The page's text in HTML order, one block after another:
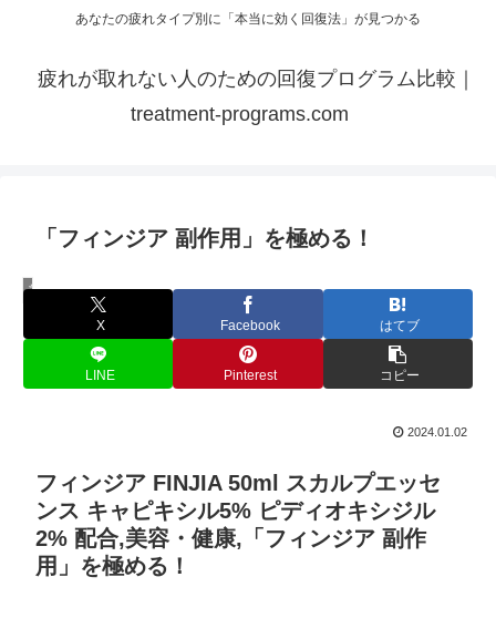
あなたの疲れタイプ別に「本当に効く回復法」が見つかる
疲れが取れない人のための回復プログラム比較｜
treatment-programs.com
「フィンジア 副作用」を極める！
美容・健康
X Facebook はてブ
LINE Pinterest コピー
2024.01.02
フィンジア FINJIA 50ml スカルプエッセ
ンス キャピキシル5% ピディオキシジル
2% 配合,美容・健康,「フィンジア 副作
用」を極める！